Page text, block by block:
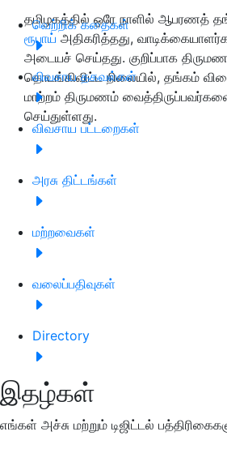
வெற்றிக் கதைகள்
விவசாய தகவல்கள்
விவசாய பட்டறைகள்
அரசு திட்டங்கள்
மற்றவைகள்
வலைப்பதிவுகள்
Directory
இதழ்கள்
எங்கள் அச்சு மற்றும் டிஜிட்டல்
தமிழகத்தில் ஒரே நாளில் ஆபரணத்
ரூபாய் அதிகரித்தது,
அடையச் செய்தது. குறிப்பாக
தொடங்கிவிட்ட நிலையில், தங்கம்
மாற்றம் திருமணம்
செய்துள்ளது.